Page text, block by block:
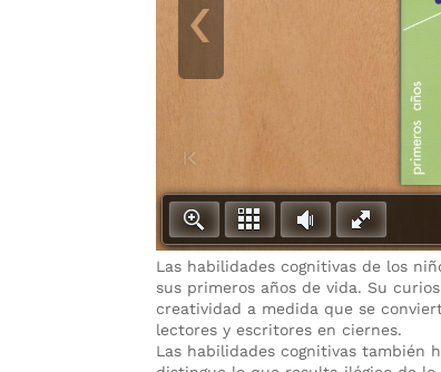
Las habilidades cognitivas de los
sus primeros años de vida. Su
creatividad a medida que se
lectores y escritores en ciernes.
Las habilidades cognitivas también